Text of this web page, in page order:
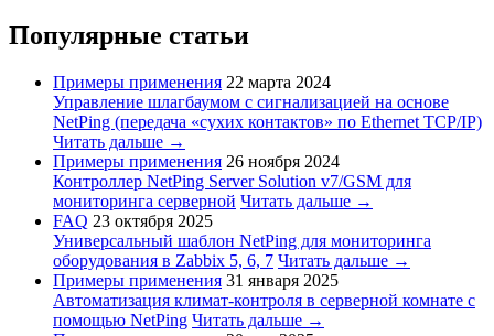
Популярные статьи
Примеры применения 22 марта 2024
Управление шлагбаумом с сигнализацией на основе
NetPing (передача «сухих контактов» по Ethernet TCP/IP)
Читать дальше →
Примеры применения 26 ноября 2024
Контроллер NetPing Server Solution v7/GSM для
мониторинга серверной Читать дальше →
FAQ 23 октября 2025
Универсальный шаблон NetPing для мониторинга
оборудования в Zabbix 5, 6, 7 Читать дальше →
Примеры применения 31 января 2025
Автоматизация климат-контроля в серверной комнате с
помощью NetPing Читать дальше →